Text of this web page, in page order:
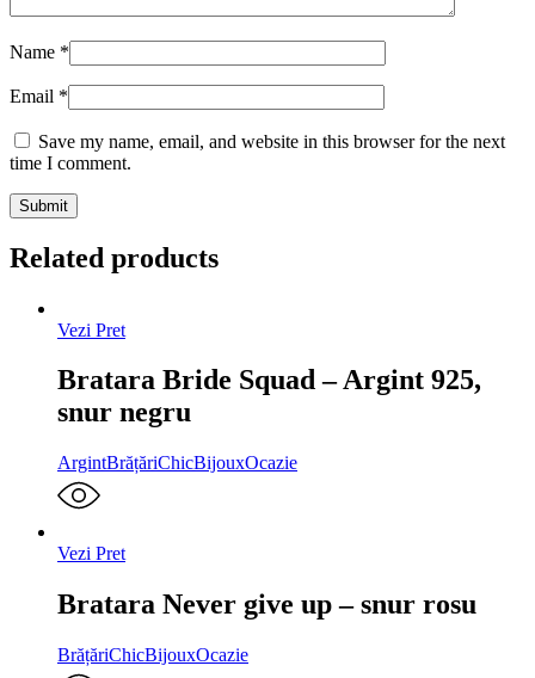
Name *
Email *
Save my name, email, and website in this browser for the next
time I comment.
Related products
Vezi Pret
Bratara Bride Squad – Argint 925,
snur negru
ArgintBrățăriChicBijouxOcazie
Vezi Pret
Bratara Never give up – snur rosu
BrățăriChicBijouxOcazie